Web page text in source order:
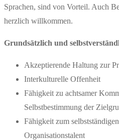
Sprachen, sind von Vorteil. Auch
herzlich willkommen.
Grundsätzlich und
Akzeptierende Haltung zur
Interkulturelle Offenheit
Fähigkeit zu achtsamer
Selbstbestimmung der
Fähigkeit zum
Organisationstalent